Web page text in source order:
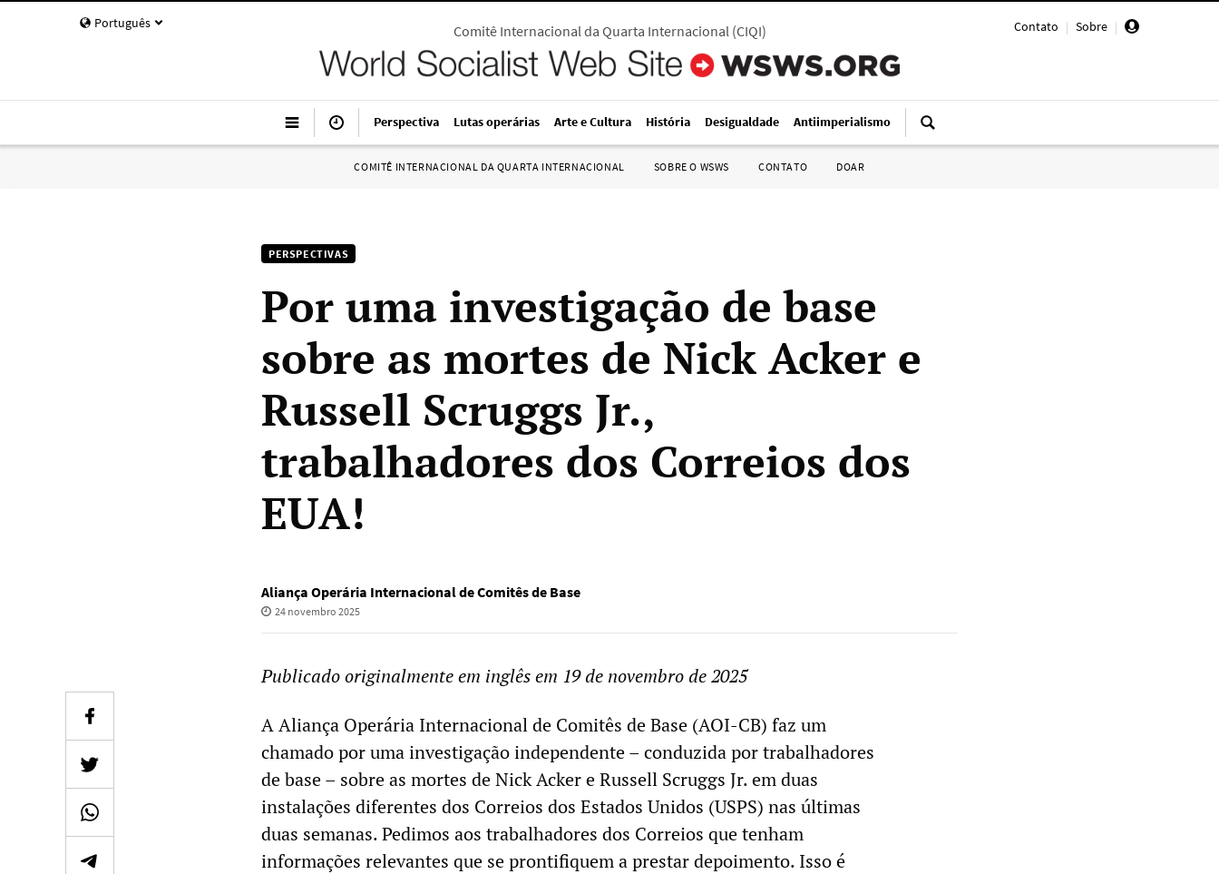
Português Contato | Sobre |
Comitê Internacional da Quarta Internacional(CIQI)
Perspectiva Lutas operárias Arte e Cultura História Desigualdade Antiimperialismo
COMITÊ INTERNACIONAL DA QUARTA INTERNACIONAL SOBRE O WSWS CONTATO DOAR
PERSPECTIVAS
Por uma investigação de base
sobre as mortes de Nick Acker e
Russell Scruggs Jr.,
trabalhadores dos Correios dos
EUA!
Aliança Operária Internacional de Comitês de Base
24 novembro 2025
Publicado originalmente em inglês em 19 de novembro de 2025
A Aliança Operária Internacional de Comitês de Base (AOI-CB) faz um
chamado por uma investigação independente – conduzida por trabalhadores
de base – sobre as mortes de Nick Acker e Russell Scruggs Jr. em duas
instalações diferentes dos Correios dos Estados Unidos (USPS) nas últimas
duas semanas. Pedimos aos trabalhadores dos Correios que tenham
informações relevantes que se prontifiquem a prestar depoimento. Isso é